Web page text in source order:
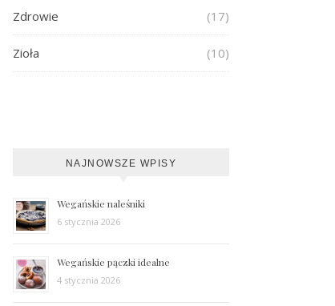
Zdrowie (17)
Zioła (10)
NAJNOWSZE WPISY
Wegańskie naleśniki
6 stycznia 2026
Wegańskie pączki idealne
4 stycznia 2026